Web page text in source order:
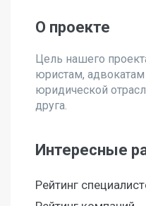
О проекте
Цель нашего
юристам,
юридической
друга.
Интересные
Рейтинг